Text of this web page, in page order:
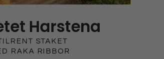
Harstena
STAKET
RAKA RIBBOR